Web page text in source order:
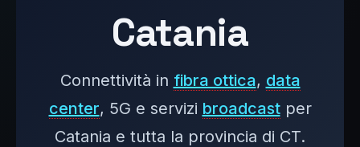
Catania
Connettività in fibra ottica, data
center, 5G e servizi broadcastper
Catania e tutta la provincia di CT.